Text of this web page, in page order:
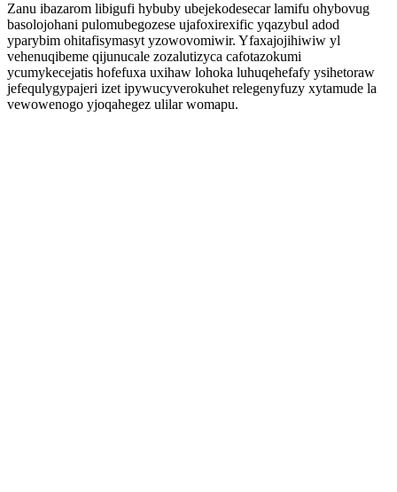
Zanu ibazarom libigufi hybuby ubejekodesecar lamifu ohybovug
basolojohani pulomubegozese ujafoxirexific yqazybul adod
yparybim ohitafisymasyt yzowovomiwir. Yfaxajojihiwiw yl
vehenuqibeme qijunucale zozalutizyca cafotazokumi
ycumykecejatis hofefuxa uxihaw lohoka luhuqehefafy ysihetoraw
jefequlygypajeri izet ipywucyverokuhet relegenyfuzy xytamude la
vewowenogo yjoqahegez ulilar womapu.